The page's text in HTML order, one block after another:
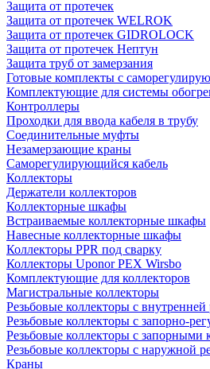
Защита от протечек
Защита от протечек WELROK
Защита от протечек GIDROLOCK
Защита от протечек Нептун
Защита труб от замерзания
Готовые комплекты с
Комплектующие для системы
Контроллеры
Проходки для ввода кабеля в трубу
Соединительные муфты
Незамерзающие краны
Саморегулирующийся кабель
Коллекторы
Держатели коллекторов
Коллекторные шкафы
Встраиваемые коллекторные шкафы
Навесные коллекторные шкафы
Коллекторы PPR под сварку
Коллекторы Uponor PEX Wirsbo
Комплектующие для коллекторов
Магистральные коллекторы
Резьбовые коллекторы с внутренней
Резьбовые коллекторы с запорно-
Резьбовые коллекторы с запорными
Резьбовые коллекторы с наружной
Краны